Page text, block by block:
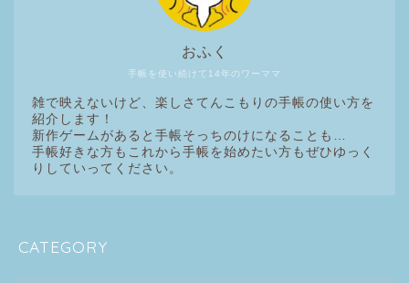
手帳を使い続けて14年のワーママ
おふく
雑で映えないけど、楽しさてんこもりの手帳の使い方を
紹介します！
新作ゲームがあると手帳そっちのけになることも…
手帳好きな方もこれから手帳を始めたい方もぜひゆっく
りしていってください。
CATEGORY